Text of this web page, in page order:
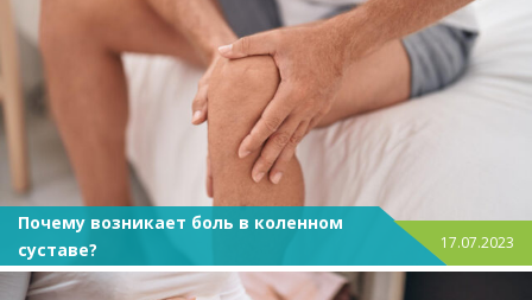
Почему возникает боль в коленном
суставе?
17.07.2023